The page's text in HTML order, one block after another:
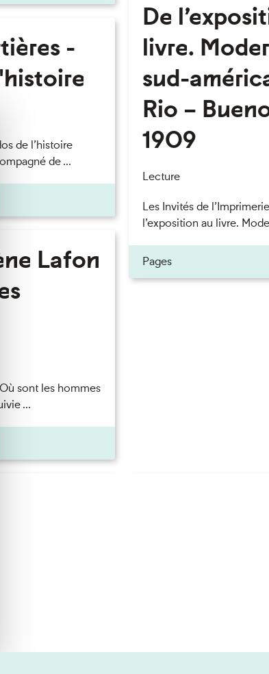
-
de l’histoire
de ...
Lafon
sont les hommes
...
De
livre.
sud-
Rio –
1909
Lecture
Les Invités de
l’exposition au livre.
Pages
le bandeau des cookies